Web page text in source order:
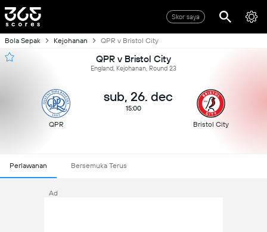
Skor saya
Bola Sepak Kejohanan QPR v Bristol City
QPR v Bristol City
England, Kejohanan, Round 23
QPR
sub, 26. dec
15:00
Bristol City
Perlawanan Bersemuka Terus
Ad